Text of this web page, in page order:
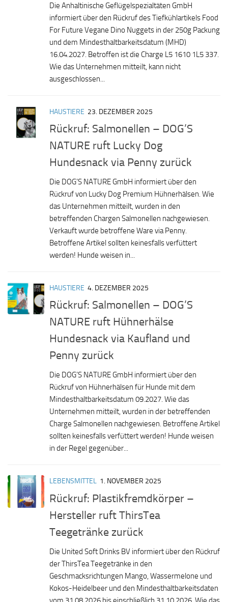
Die Anhaltinische Geflügelspezialtäten GmbH
informiert über den Rückruf des Tiefkühlartikels Food
For Future Vegane Dino Nuggets in der 250g Packung
und dem Mindesthaltbarkeitsdatum (MHD)
16.04.2027. Betroffen ist die Charge L5 1610 1L5 337.
Wie das Unternehmen mitteilt, kann nicht
ausgeschlossen...
HAUSTIERE 23. DEZEMBER 2025
Rückruf: Salmonellen – DOG’S
NATURE ruft Lucky Dog
Hundesnack via Penny zurück
Die DOG’S NATURE GmbH informiert über den
Rückruf von Lucky Dog Premium Hühnerhälsen. Wie
das Unternehmen mitteilt, wurden in den
betreffenden Chargen Salmonellen nachgewiesen.
Verkauft wurde betroffene Ware via Penny.
Betroffene Artikel sollten keinesfalls verfüttert
werden! Hunde weisen in...
HAUSTIERE 4. DEZEMBER 2025
Rückruf: Salmonellen – DOG’S
NATURE ruft Hühnerhälse
Hundesnack via Kaufland und
Penny zurück
Die DOG’S NATURE GmbH informiert über den
Rückruf von Hühnerhälsen für Hunde mit dem
Mindesthaltbarkeitsdatum 09.2027. Wie das
Unternehmen mitteilt, wurden in der betreffenden
Charge Salmonellen nachgewiesen. Betroffene Artikel
sollten keinesfalls verfüttert werden! Hunde weisen
in der Regel gegenüber...
LEBENSMITTEL 1. NOVEMBER 2025
Rückruf: Plastikfremdkörper –
Hersteller ruft ThirsTea
Teegetränke zurück
Die United Soft Drinks BV informiert über den Rückruf
der ThirsTea Teegetränke in den
Geschmacksrichtungen Mango, Wassermelone und
Kokos-Heidelbeer und den Mindesthaltbarkeitsdaten